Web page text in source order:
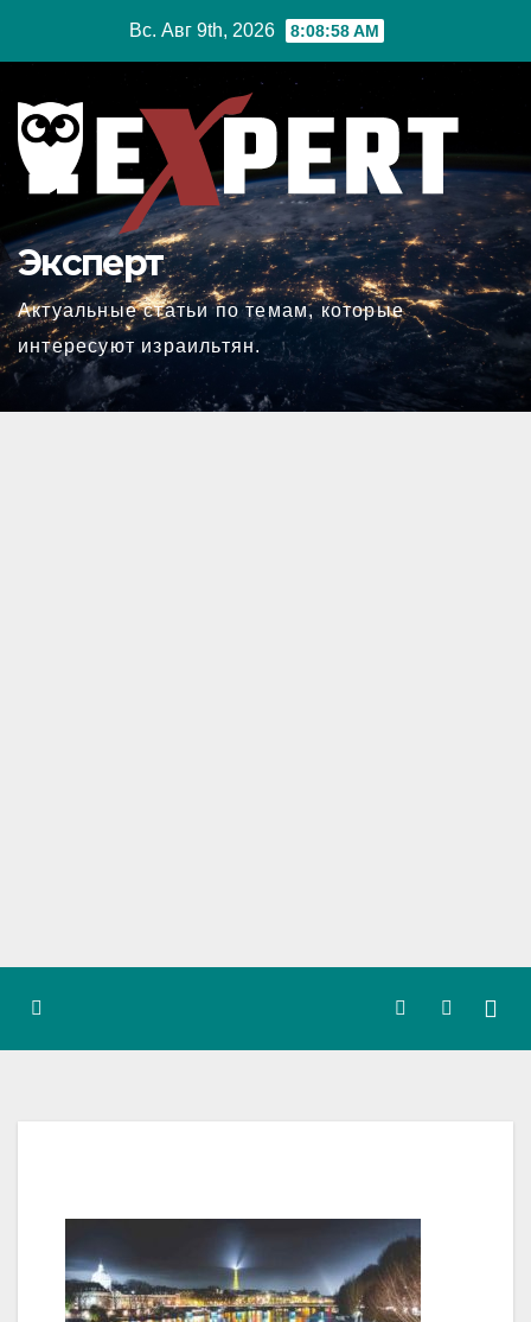
Вс. Авг 9th, 2026 8:08:59 AM
Эксперт
Актуальные статьи по темам, которые
интересуют израильтян.